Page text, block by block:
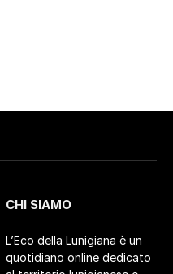
CHI SIAMO
L’Eco della Lunigiana è un
quotidiano online dedicato